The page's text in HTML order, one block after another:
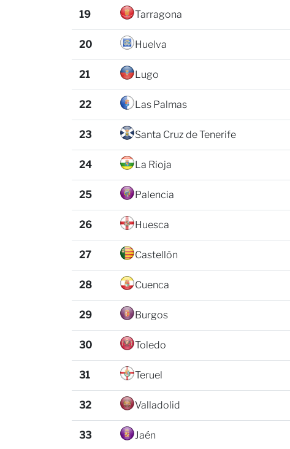
19 Tarragona
20 Huelva
21 Lugo
22 Las Palmas
23 Santa Cruz de Tenerife
24 La Rioja
25 Palencia
26 Huesca
27 Castellón
28 Cuenca
29 Burgos
30 Toledo
31 Teruel
32 Valladolid
33 Jaén